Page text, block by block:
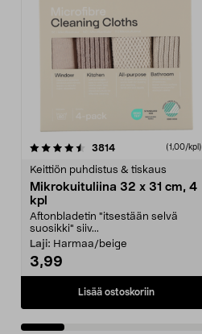
3814arvostelut (1,00/kpl)
Keittiön puhdistus & tiskaus
Mikrokuituliina 32 x 31 cm, 4
kpl
Aftonbladetin "itsestään selvä
suosikki" siiv...
Laji: Harmaa/beige
3,99
Lisää ostoskoriin
4.5viidestä